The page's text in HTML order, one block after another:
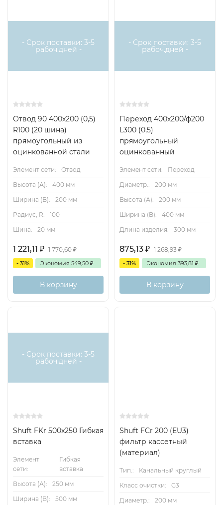
- Срок поставки: 3-5
рабоч.дней -
Отвод 90 400х200 (0,5)
R100 (20 шина)
прямоугольный из
оцинкованной стали
Элемент сети:
Отвод
Высота (А):
400 мм
Ширина (B):
200 мм
Радиус, R:
100
Шина:
20 мм
1 221,11 ₽ 1 770,60₽
- 31% Экономия 549,50 ₽
В корзину
- Срок поставки: 3-5
рабоч.дней -
Переход 400х200/ф200
L300 (0,5)
прямоугольный
оцинкованный
Элемент сети:
Переход
Диаметр.:
200 мм
Высота (А):
200 мм
Ширина (B):
400 мм
Длина изделия:
300 мм
875,13 ₽ 1 268,93₽
- 31% Экономия 393,81 ₽
В корзину
- Срок поставки: 3-5
рабоч.дней -
Shuft FKr 500x250 Гибкая
вставка
Элемент
сети:
Гибкая
вставка
Высота (А):
250 мм
Ширина (B):
500 мм
Shuft FCr 200 (EU3)
фильтр кассетный
(материал)
Тип.:
Канальный круглый
Класс очистки:
G3
Диаметр.:
200 мм